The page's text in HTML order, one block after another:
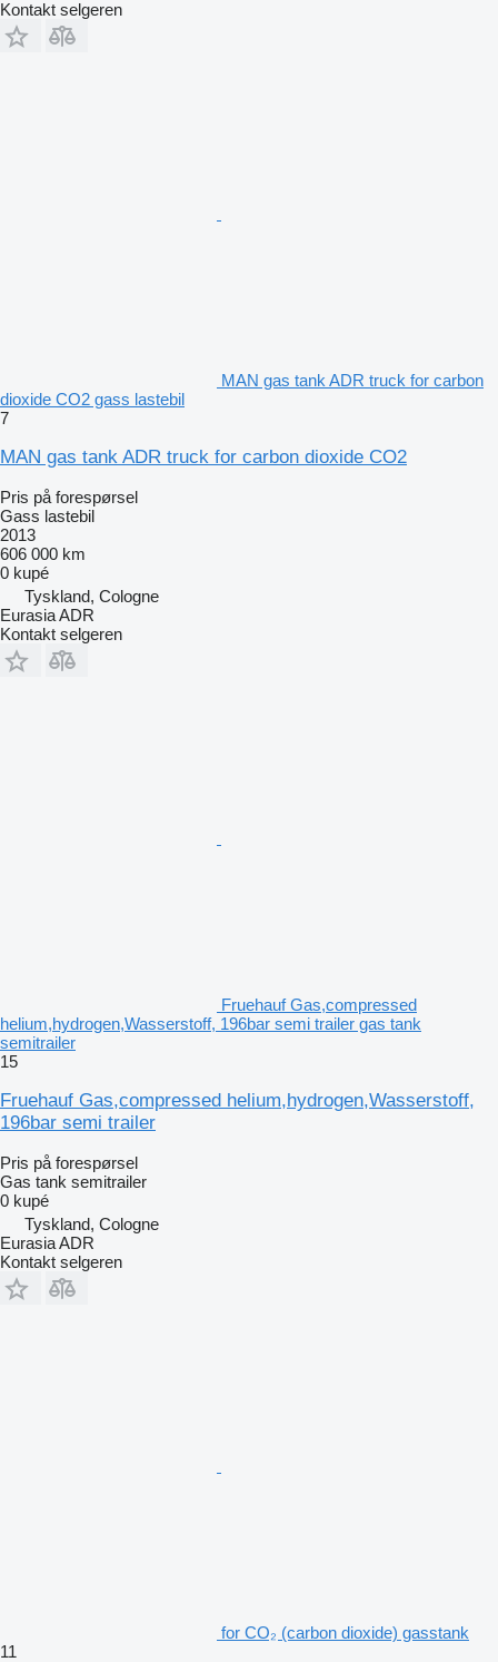
Kontakt selgeren
MAN gas tank ADR truck for carbon
dioxide CO2 gass lastebil
7
MAN gas tank ADR truck for carbon dioxide CO2
Pris på forespørsel
Gass lastebil
2013
606 000 km
0 kupé
Tyskland, Cologne
Eurasia ADR
Kontakt selgeren
Fruehauf Gas,compressed
helium,hydrogen,Wasserstoff, 196bar semi trailer gas tank
semitrailer
15
Fruehauf Gas,compressed helium,hydrogen,Wasserstoff,
196bar semi trailer
Pris på forespørsel
Gas tank semitrailer
0 kupé
Tyskland, Cologne
Eurasia ADR
Kontakt selgeren
for CO₂ (carbon dioxide) gasstank
11